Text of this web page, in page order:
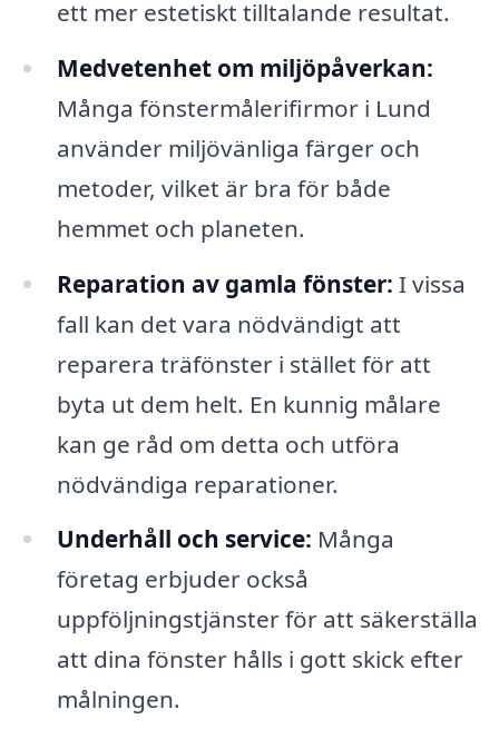
ett mer estetiskt tilltalande resultat.
Medvetenhet om miljöpåverkan:
Många fönstermålerifirmor i Lund
använder miljövänliga färger och
metoder, vilket är bra för både
hemmet och planeten.
Reparation av gamla fönster: I vissa
fall kan det vara nödvändigt att
reparera träfönster i stället för att
byta ut dem helt. En kunnig målare
kan ge råd om detta och utföra
nödvändiga reparationer.
Underhåll och service: Många
företag erbjuder också
uppföljningstjänster för att säkerställa
att dina fönster hålls i gott skick efter
målningen.